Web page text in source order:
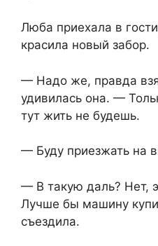
Люба приехала в
красила новый забор.
— Надо же, правда
удивилась она. —
тут жить не будешь.
— Буду приезжать на
— В такую даль? Нет,
Лучше бы машину
съездила.